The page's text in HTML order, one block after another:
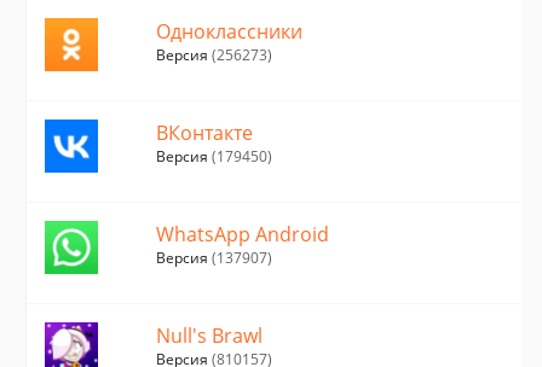
Одноклассники
Версия (256273)
ВКонтакте
Версия (179450)
WhatsApp Android
Версия (137907)
Null's Brawl
Версия (810157)